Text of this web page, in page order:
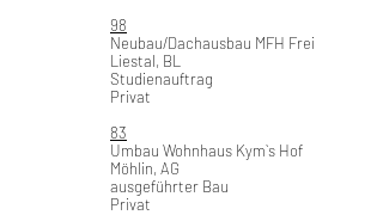
98
Neubau/Dachausbau MFH Frei
Liestal, BL
Studienauftrag
Privat
83
Umbau Wohnhaus Kym`s Hof
Möhlin, AG
ausgeführter Bau
Privat